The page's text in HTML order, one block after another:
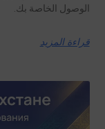
الوصول الخاصة بك.
قراءة المزيد